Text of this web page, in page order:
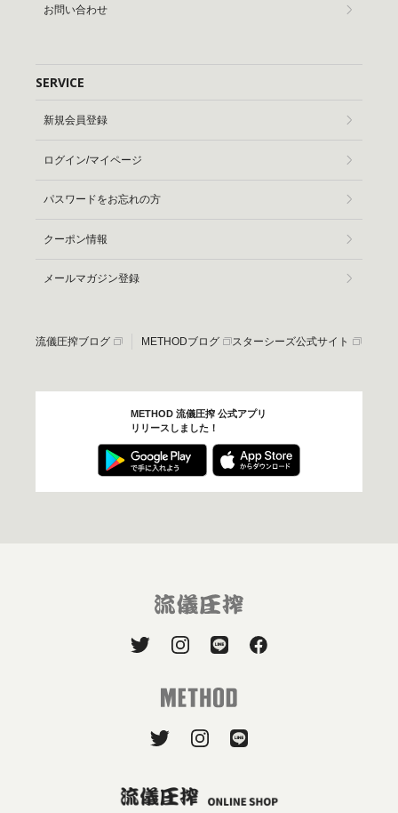
お問い合わせ
SERVICE
新規会員登録
ログイン/マイページ
パスワードをお忘れの方
クーポン情報
メールマガジン登録
流儀圧搾ブログ METHODブログ スターシーズ公式サイト
METHOD 流儀圧搾 公式アプリ
リリースしました！